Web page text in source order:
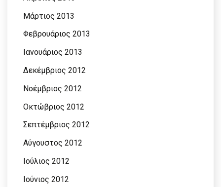
Μάρτιος 2013
Φεβρουάριος 2013
Ιανουάριος 2013
Δεκέμβριος 2012
Νοέμβριος 2012
Οκτώβριος 2012
Σεπτέμβριος 2012
Αύγουστος 2012
Ιούλιος 2012
Ιούνιος 2012